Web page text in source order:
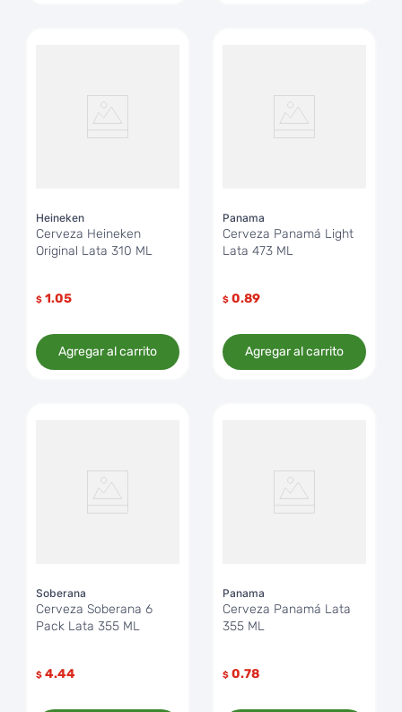
Heineken
Cerveza Heineken
Original Lata 310 ML
$ 1.05
Agregar al carrito
Panama
Cerveza Panamá Light
Lata 473 ML
$ 0.89
Agregar al carrito
Soberana
Cerveza Soberana 6
Pack Lata 355 ML
$ 4.44
Panama
Cerveza Panamá Lata
355 ML
$ 0.78